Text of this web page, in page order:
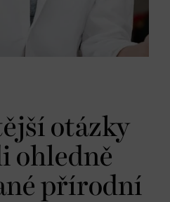
otázky
ohledně
přírodní